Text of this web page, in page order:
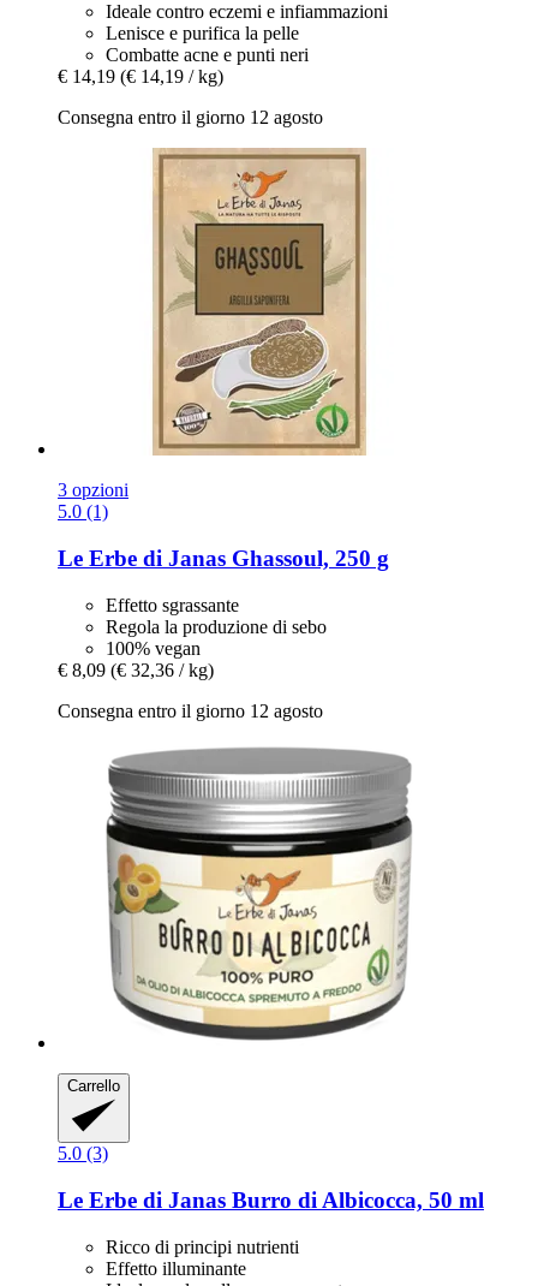
Ideale contro eczemi e infiammazioni
Lenisce e purifica la pelle
Combatte acne e punti neri
€ 14,19 (€ 14,19 / kg)
Consegna entro il giorno 12 agosto
3 opzioni
5.0 (1)
Le Erbe di Janas Ghassoul, 250 g
Effetto sgrassante
Regola la produzione di sebo
100% vegan
€ 8,09 (€ 32,36 / kg)
Consegna entro il giorno 12 agosto
Carrello
5.0 (3)
Le Erbe di Janas Burro di Albicocca, 50 ml
Ricco di principi nutrienti
Effetto illuminante